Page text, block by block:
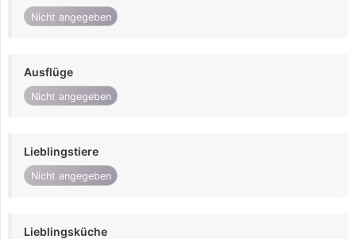
Nicht angegeben
Ausflüge
Nicht angegeben
Lieblingstiere
Nicht angegeben
Lieblingsküche